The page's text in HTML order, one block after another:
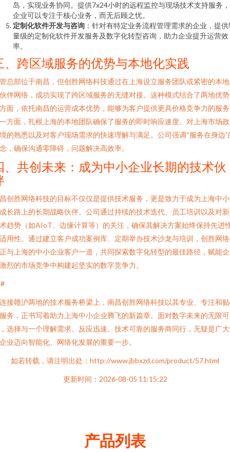
岛，实现业务协同。提供7x24小时的远程监控与现场技术支持服务
企业可以专注于核心业务，而无后顾之忧。
定制化软件开发与咨询 ：针对有特定业务流程管理需求的企业，提
量级的定制化软件开发服务及数字化转型咨询，助力企业提升运营效
率。
、跨区域服务的优势与本地化实践
总部位于南昌，但创胜网络科技通过在上海设立服务团队或紧密的本
伴网络，成功实现了跨区域服务的无缝对接。这种模式结合了两地优
面，依托南昌的运营成本优势，能够为客户提供更具价格竞争力的服
方面，扎根上海的本地团队确保了服务的即时响应速度、对上海市场
的熟悉以及对客户现场需求的快速理解与满足。公司强调“服务在身边”
，确保沟通零障碍，问题解决高效率。
、共创未来：成为中小企业长期的技术伙
创胜网络科技的目标不仅仅是提供技术服务，更是致力于成为上海中
长路上的长期战略伙伴。公司通过持续的技术迭代、员工培训以及对
趋势（如AIoT、边缘计算等）的关注，确保其解决方案始终保持先进
用性。通过建立客户成功案例库、定期举办技术沙龙与培训，创胜网
与上海的中小企业客户一道，共同探索数字化转型的最佳路径，赋能
烈的市场竞争中构建起坚实的数字竞争力。
接赣沪两地的技术服务桥梁上，南昌创胜网络科技以其专业、专注和
务，正书写着助力上海中小企业腾飞的新篇章。面对数字未来的无限可
选择与一个理解需求、反应迅速、技术可靠的服务商同行，无疑是广
业迈向智能化、网络化发展的重要一步。
如若转载，请注明出处：http://www.jbbxzd.com/product/57.html
更新时间：2026-08-05 11:15:22
产品列表